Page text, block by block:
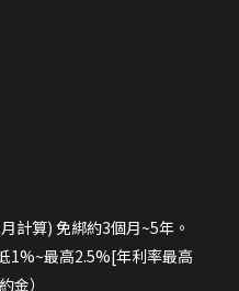
計算) 免綁約3個月~5年。
1%~最高2.5%[年利率最高
金）